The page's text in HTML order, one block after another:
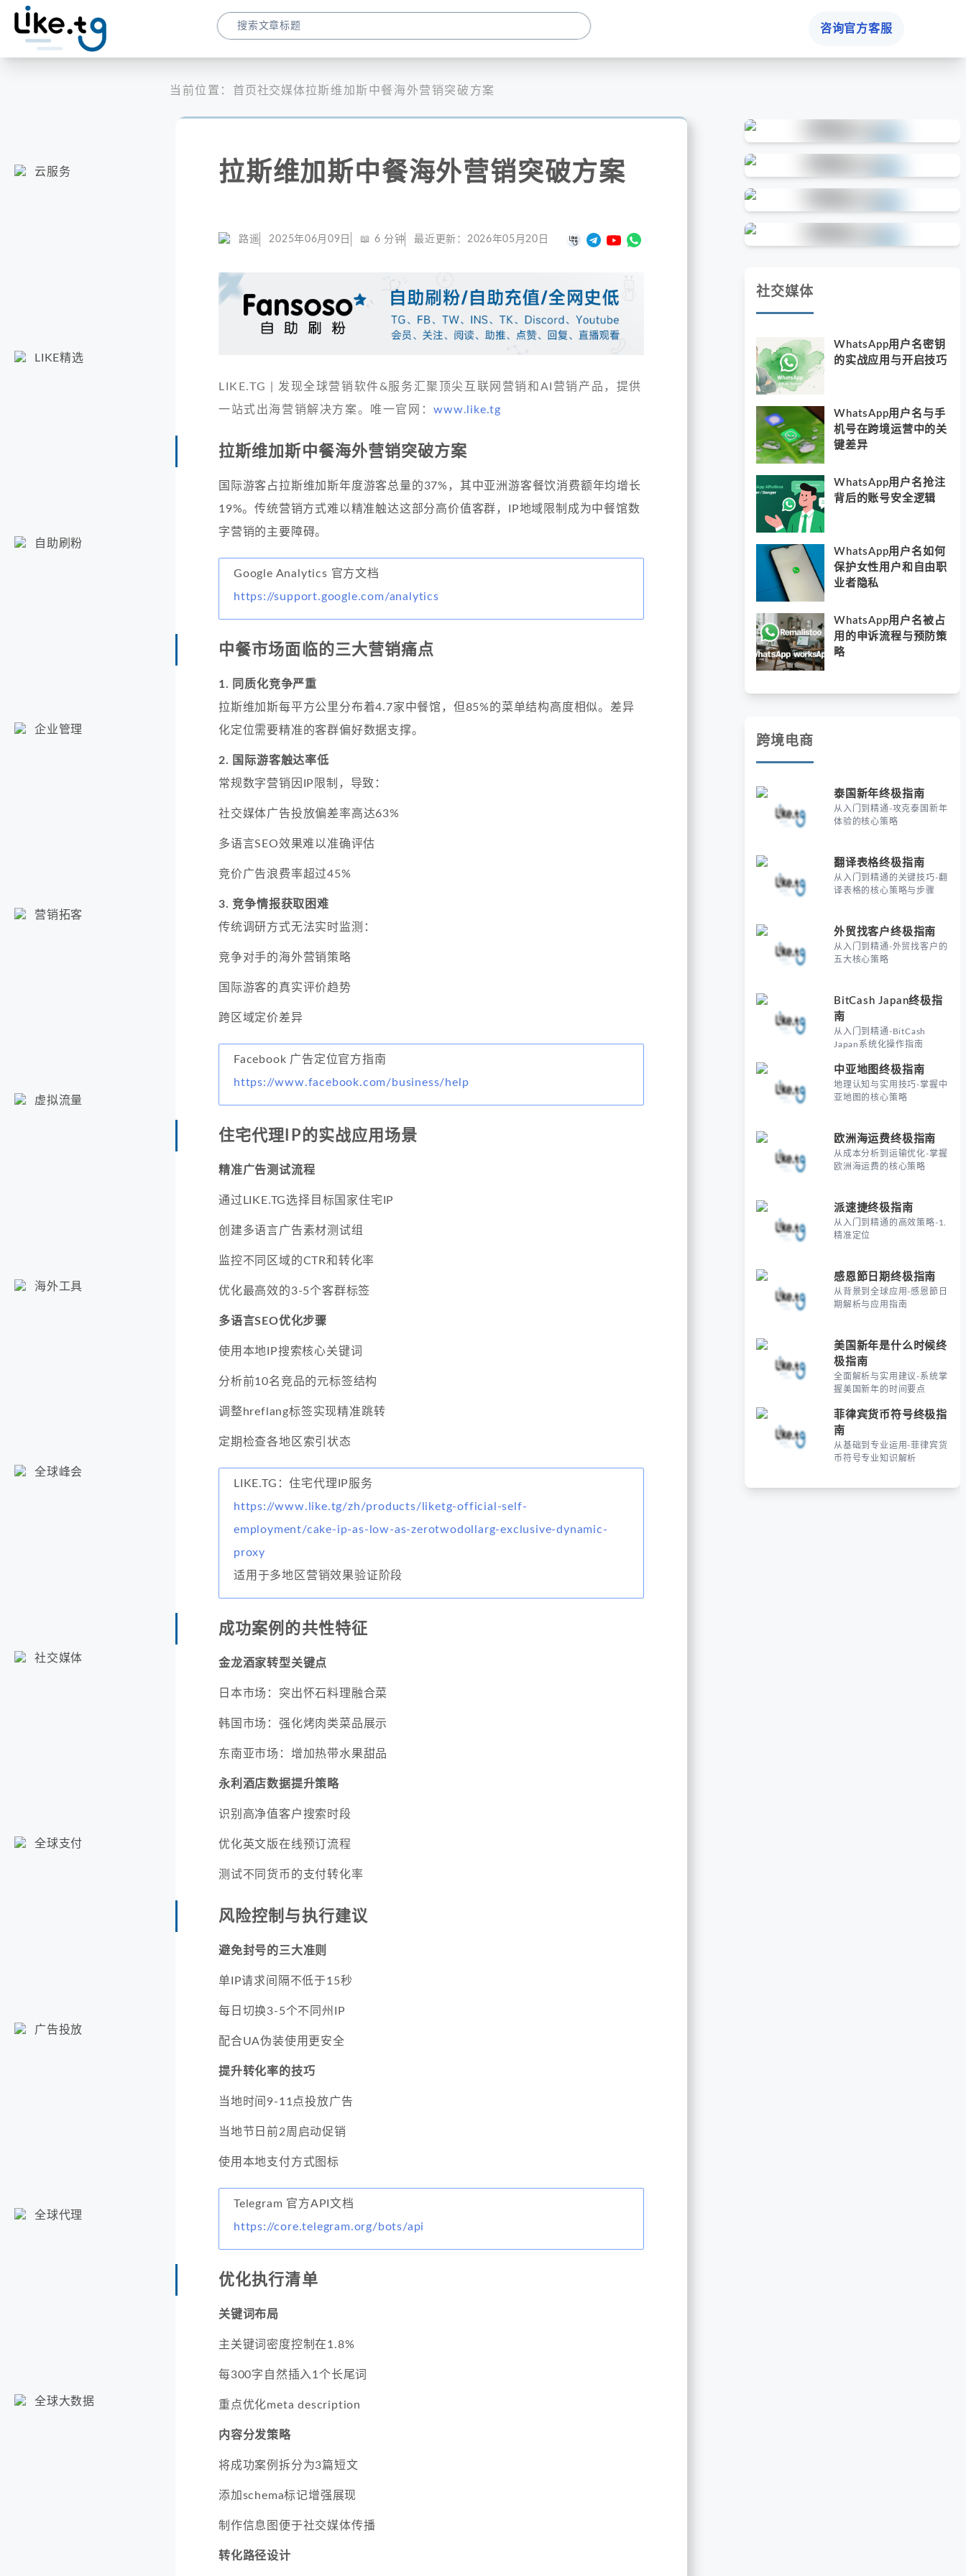
咨询官方客服
云服务
LIKE精选
自助刷粉
企业管理
营销拓客
虚拟流量
海外工具
全球峰会
社交媒体
全球支付
广告投放
全球代理
全球大数据
当前位置： 首页社交媒体拉斯维加斯中餐海外营销突破方案
拉斯维加斯中餐海外营销突破方案
路遥 2025年06月09日 📖 6 分钟 最近更新： 2026年05月20日
LIKE.TG | 发现全球营销软件&服务汇聚顶尖互联网营销和AI营销产品，提供
一站式出海营销解决方案。唯一官网：www.like.tg
拉斯维加斯中餐海外营销突破方案
国际游客占拉斯维加斯年度游客总量的37%，其中亚洲游客餐饮消费额年均增长
19%。传统营销方式难以精准触达这部分高价值客群，IP地域限制成为中餐馆数
字营销的主要障碍。
Google Analytics 官方文档
https://support.google.com/analytics
中餐市场面临的三大营销痛点
1. 同质化竞争严重
拉斯维加斯每平方公里分布着4.7家中餐馆，但85%的菜单结构高度相似。差异
化定位需要精准的客群偏好数据支撑。
2. 国际游客触达率低
常规数字营销因IP限制，导致：
社交媒体广告投放偏差率高达63%
多语言SEO效果难以准确评估
竞价广告浪费率超过45%
3. 竞争情报获取困难
传统调研方式无法实时监测：
竞争对手的海外营销策略
国际游客的真实评价趋势
跨区域定价差异
Facebook 广告定位官方指南
https://www.facebook.com/business/help
住宅代理IP的实战应用场景
精准广告测试流程
通过LIKE.TG选择目标国家住宅IP
创建多语言广告素材测试组
监控不同区域的CTR和转化率
优化最高效的3-5个客群标签
多语言SEO优化步骤
使用本地IP搜索核心关键词
分析前10名竞品的元标签结构
调整hreflang标签实现精准跳转
定期检查各地区索引状态
LIKE.TG：住宅代理IP服务
https://www.like.tg/zh/products/liketg-official-self-
employment/cake-ip-as-low-as-zerotwodollarg-exclusive-dynamic-
proxy
适用于多地区营销效果验证阶段
成功案例的共性特征
金龙酒家转型关键点
日本市场：突出怀石料理融合菜
韩国市场：强化烤肉类菜品展示
东南亚市场：增加热带水果甜品
永利酒店数据提升策略
识别高净值客户搜索时段
优化英文版在线预订流程
测试不同货币的支付转化率
风险控制与执行建议
避免封号的三大准则
单IP请求间隔不低于15秒
每日切换3-5个不同州IP
配合UA伪装使用更安全
提升转化率的技巧
当地时间9-11点投放广告
当地节日前2周启动促销
使用本地支付方式图标
Telegram 官方API文档
https://core.telegram.org/bots/api
优化执行清单
关键词布局
主关键词密度控制在1.8%
每300字自然插入1个长尾词
重点优化meta description
内容分发策略
将成功案例拆分为3篇短文
添加schema标记增强展现
制作信息图便于社交媒体传播
转化路径设计
社交媒体
WhatsApp用户名密钥
的实战应用与开启技巧
WhatsApp用户名与手
机号在跨境运营中的关
键差异
WhatsApp用户名抢注
背后的账号安全逻辑
WhatsApp用户名如何
保护女性用户和自由职
业者隐私
WhatsApp用户名被占
用的申诉流程与预防策
略
跨境电商
泰国新年终极指南
从入门到精通-攻克泰国新年
体验的核心策略
翻译表格终极指南
从入门到精通的关键技巧-翻
译表格的核心策略与步骤
外贸找客户终极指南
从入门到精通-外贸找客户的
五大核心策略
BitCash Japan终极指
南
从入门到精通-BitCash
Japan系统化操作指南
中亚地图终极指南
地理认知与实用技巧-掌握中
亚地图的核心策略
欧洲海运费终极指南
从成本分析到运输优化-掌握
欧洲海运费的核心策略
派速捷终极指南
从入门到精通的高效策略-1.
精准定位
感恩節日期终极指南
从背景到全球应用-感恩節日
期解析与应用指南
美国新年是什么时候终
极指南
全面解析与实用建议-系统掌
握美国新年的时间要点
菲律宾货币符号终极指
南
从基础到专业运用-菲律宾货
币符号专业知识解析